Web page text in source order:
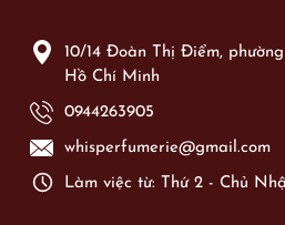
10/14 Đoàn Thị Điểm,
Hồ Chí Minh
0944263905
whisperfumerie@gmail.com
Làm việc từ: Thứ 2 - Chủ